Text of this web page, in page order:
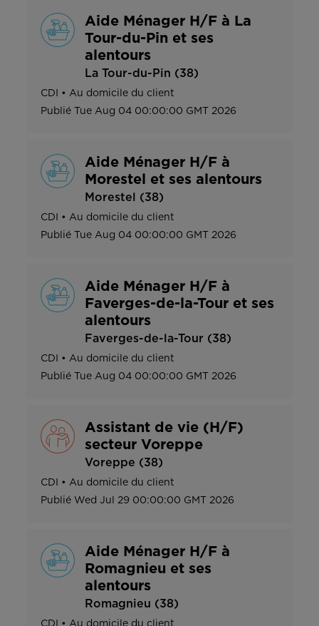
Aide Ménager H/F à La
Tour-du-Pin et ses
alentours
La Tour-du-Pin (38)
CDI • Au domicile du client
Publié
Tue Aug 04 00:00:00 GMT 2026
Aide Ménager H/F à
Morestel et ses alentours
Morestel (38)
CDI • Au domicile du client
Publié Tue Aug 04 00:00:00 GMT 2026
Aide Ménager H/F à
Faverges-de-la-Tour et ses
alentours
Faverges-de-la-Tour (38)
CDI • Au domicile du client
Publié Tue Aug 04 00:00:00 GMT 2026
Assistant de vie (H/F)
secteur Voreppe
Voreppe (38)
CDI • Au domicile du client
Publié Wed Jul 29 00:00:00 GMT 2026
Aide Ménager H/F à
Romagnieu et ses
alentours
Romagnieu (38)
CDI • Au domicile du client